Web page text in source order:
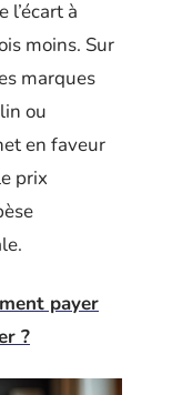
l’écart à
moins. Sur
marques
ou
en faveur
prix
payer
?